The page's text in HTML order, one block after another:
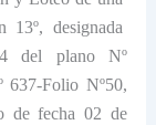
13º, designada
del plano Nº
637-Folio Nº50,
de fecha 02 de